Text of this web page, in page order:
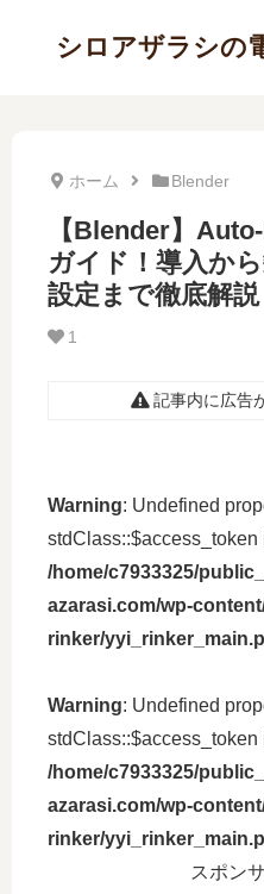
シロアザラシの
ホーム Blender
【Blender】
ガイド！導入か
設定まで徹底解説
1
記事内に広告
Warning: Undefined
stdClass::$access_token
/home/c7933325/
azarasi.com/wp-
rinker/
Warning: Undefined
stdClass::$access_token
/home/c7933325/
azarasi.com/wp-
rinker/
スポン